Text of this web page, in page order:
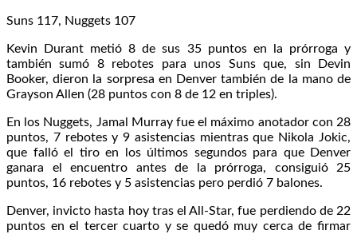
Suns 117, Nuggets 107
Kevin Durant metió 8 de sus 35 puntos en la prórroga y
también sumó 8 rebotes para unos Suns que, sin Devin
Booker, dieron la sorpresa en Denver también de la mano de
Grayson Allen (28 puntos con 8 de 12 en triples).
En los Nuggets, Jamal Murray fue el máximo anotador con 28
puntos, 7 rebotes y 9 asistencias mientras que Nikola Jokic,
que falló el tiro en los últimos segundos para que Denver
ganara el encuentro antes de la prórroga, consiguió 25
puntos, 16 rebotes y 5 asistencias pero perdió 7 balones.
Denver, invicto hasta hoy tras el All-Star, fue perdiendo de 22
puntos en el tercer cuarto y se quedó muy cerca de firmar